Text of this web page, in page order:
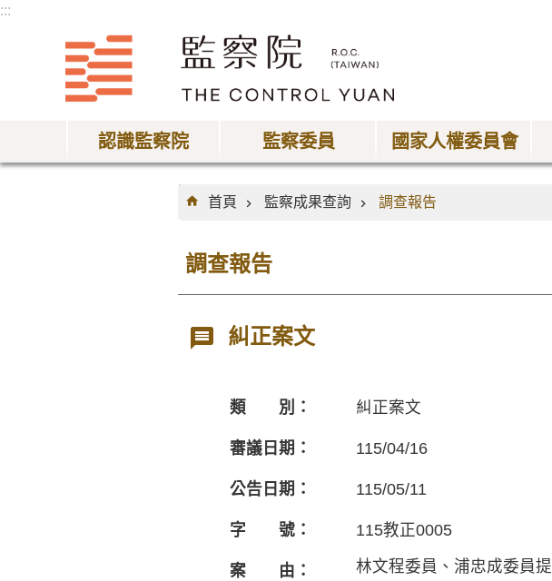
:::
認識監察院 監察委員 國家人權委員會
:::
首頁
監察成果查詢 調查報告
調查報告
糾正案文
類 別： 糾正案文
審議日期： 115/04/16
公告日期： 115/05/11
字 號： 115教正0005
案 由：
林文程委員、浦忠成委員